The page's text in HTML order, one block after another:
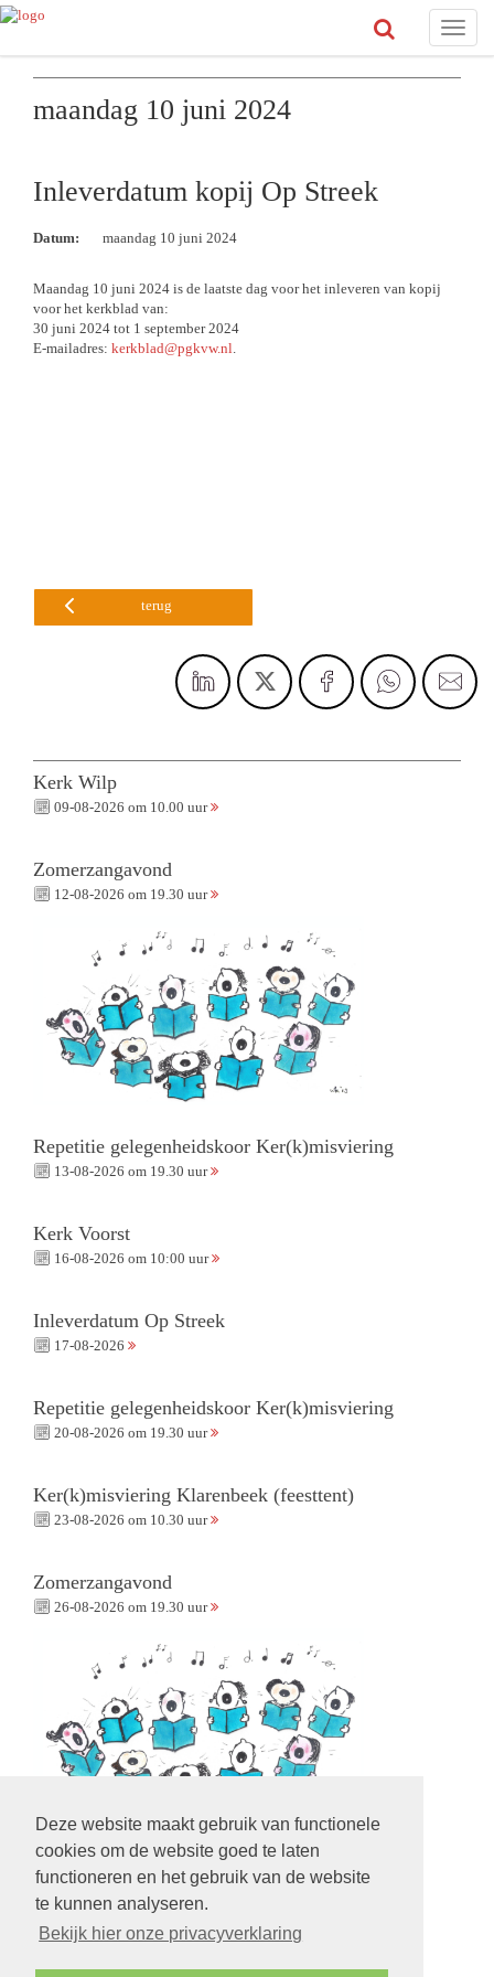
Deze website maakt gebruik van functionele
cookies om de website goed te laten
functioneren en het gebruik van de website
te kunnen analyseren.
Bekijk hier onze privacyverklaring
Toggle
maandag 10 juni 2024
Inleverdatum kopij Op Streek
Datum: maandag 10 juni 2024
Maandag 10 juni 2024 is de laatste dag voor het inleveren van kopij
voor het kerkblad van:
30 juni 2024 tot 1 september 2024
E-mailadres: kerkblad@pgkvw.nl.
terug
Kerk Wilp
09-08-2026 om 10.00 uur
Zomerzangavond
12-08-2026 om 19.30 uur
Repetitie gelegenheidskoor Ker(k)misviering
13-08-2026 om 19.30 uur
Kerk Voorst
16-08-2026 om 10:00 uur
Inleverdatum Op Streek
17-08-2026
Repetitie gelegenheidskoor Ker(k)misviering
20-08-2026 om 19.30 uur
Ker(k)misviering Klarenbeek (feesttent)
23-08-2026 om 10.30 uur
Zomerzangavond
26-08-2026 om 19.30 uur